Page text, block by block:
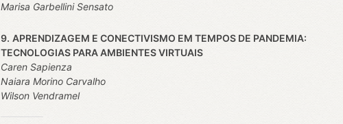
Marisa Garbellini Sensato
9. APRENDIZAGEM E CONECTIVISMO EM TEMPOS DE PANDEMIA:
TECNOLOGIAS PARA AMBIENTES VIRTUAIS
Caren Sapienza
Naiara Morino Carvalho
Wilson Vendramel